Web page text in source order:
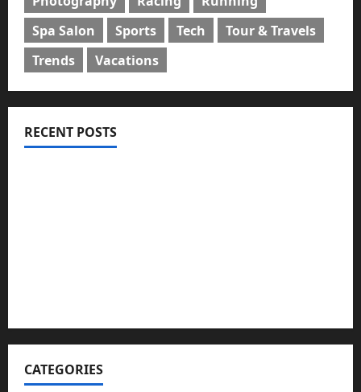
Spa Salon
Sports Tech
Tour & Travels
Trends
Vacations
RECENT POSTS
CATEGORIES